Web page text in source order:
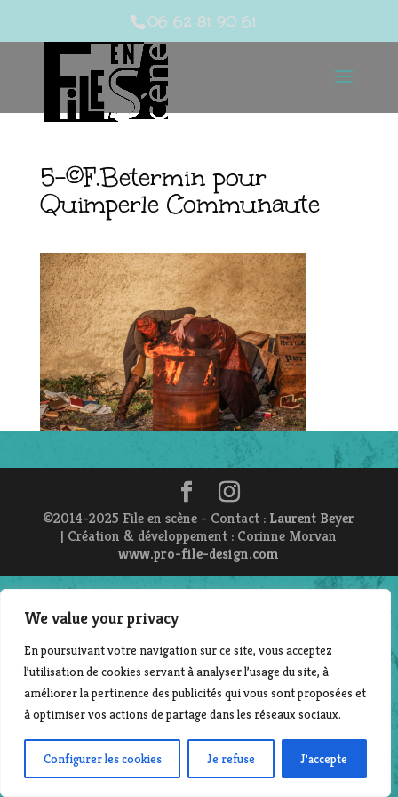
We value your privacy
En poursuivant votre navigation sur ce site, vous acceptez
l’utilisation de cookies servant à analyser l’usage du site, à
améliorer la pertinence des publicités qui vous sont proposées et
à optimiser vos actions de partage dans les réseaux sociaux.
Configurer les cookies Je refuse J'accepte
06 62 81 90 61
5-©F.Betermin pour
Quimperle Communaute
©2014-2025 File en scène - Contact : Laurent Beyer
| Création & développement : Corinne Morvan
www.pro-file-design.com